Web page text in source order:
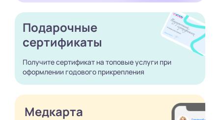
Подарочные
сертификаты
Получите сертификат на топовые услуги при
оформлении годового прикрепления
Медкарта